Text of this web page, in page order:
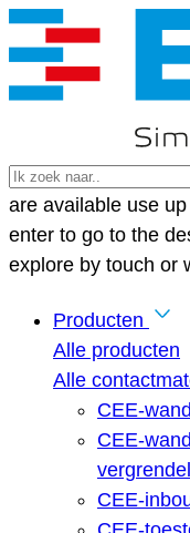
are available use
enter to go to the
explore by touch or
Producten
Alle producten
Alle
CEE-
CEE-
CEE-